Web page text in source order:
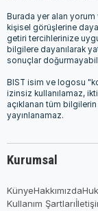
Burada yer alan
kişisel görüşlerine
getiri tercihlerinize
bilgilere dayanılarak
sonuçlar
BIST isim ve logosu
izinsiz kullanılamaz,
açıklanan tüm
yayınlanamaz.
Kurumsal
KünyeHakkımızda
Kullanım Şartları